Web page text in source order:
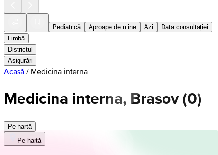
Pediatrică Aproape de mine Azi
Data consultației
Limbă
Districtul
Asigurări
Acasă / Medicina interna
Medicina interna, Brasov(0)
Pe hartă
Pe hartă